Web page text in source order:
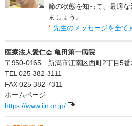
節の状態を知って、最適
ましょう。
先生のメッセージを全て
医療法人愛仁会 亀田第一病院
〒950-0165 新潟市江南区西町2丁目5番
TEL 025-382-3111
FAX 025-382-7311
ホームページ
https://www.ijn.or.jp/